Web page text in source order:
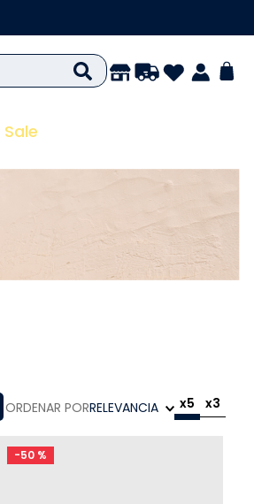
Sale
ORDENAR PORRELEVANCIA x5 x3
-50 %